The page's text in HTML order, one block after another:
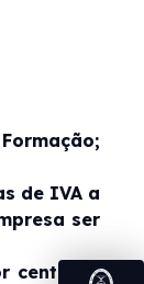
de IVA a
ser
cento? A